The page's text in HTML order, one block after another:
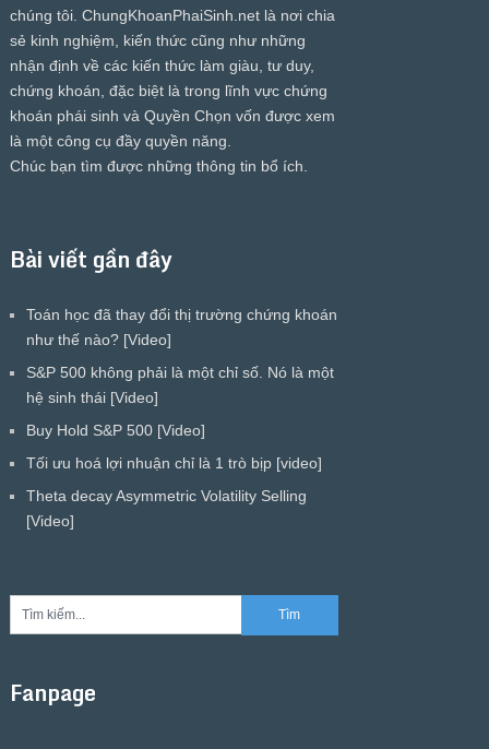
chúng tôi. ChungKhoanPhaiSinh.netlà nơi chia
sẻ kinh nghiệm, kiến thức cũng như những
nhận định về các kiến thức làm giàu, tư duy,
chứng khoán, đặc biệt là trong lĩnh vực chứng
khoán phái sinh và Quyền Chọn vốn được xem
là một công cụ đầy quyền năng.
Chúc bạn tìm được những thông tin bổ ích.
Bài viết gần đây
Toán học đã thay đổi thị trường chứng khoán
như thế nào? [Video]
S&P 500 không phải là một chỉ số. Nó là một
hệ sinh thái [Video]
Buy Hold S&P 500 [Video]
Tối ưu hoá lợi nhuận chỉ là 1 trò bịp [video]
Theta decay Asymmetric Volatility Selling
[Video]
Fanpage